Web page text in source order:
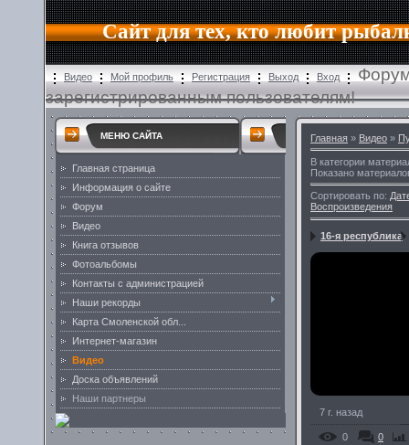
Сайт для тех, кто любит
Видео Мой профиль Регистрация Выход Вход
зарегистрированным пользователям!
МЕНЮ САЙТА
Главная страница
Информация о сайте
Форум
Видео
Книга отзывов
Фотоальбомы
Контакты с администрацией
Наши рекорды
Карта Смоленской обл...
Интернет-магазин
Видео
Доска объявлений
Наши партнеры
Главная » Видео »
В категории
Показано
Сортировать по:
Воспроизведения
16-я республика
7 г. назад
0 0